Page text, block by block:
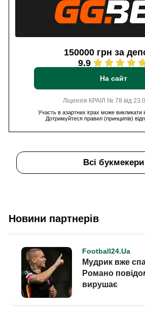
150000 грн за
9.9
На сайт
Ліцензія КРАІЛ № 78 від
Участь в азартних іграх може викликати
Дотримуйтеся правил (принципів)
Всі букмекери